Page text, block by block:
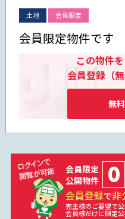
土地 会員限定
会員限定物件です
この物件
会員登録（
無
会員限定
公開物件
0
会員登録で非
売主様のご要望で
会員様だけに限定